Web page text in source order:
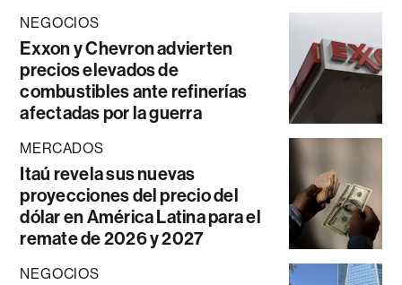
NEGOCIOS
Exxon y Chevron advierten
precios elevados de
combustibles ante refinerías
afectadas por la guerra
MERCADOS
Itaú revela sus nuevas
proyecciones del precio del
dólar en América Latina para el
remate de 2026 y 2027
NEGOCIOS